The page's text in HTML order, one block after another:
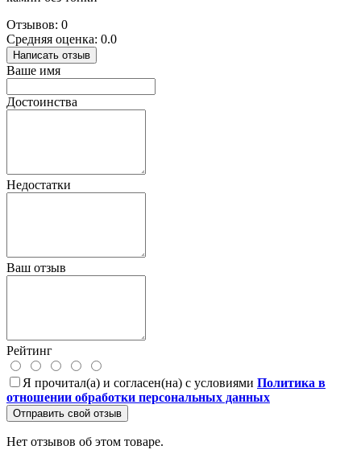
Отзывов: 0
Средняя оценка: 0.0
Написать отзыв
Ваше имя
Достоинства
Недостатки
Ваш отзыв
Рейтинг
Я прочитал(а) и согласен(на) с условиями Политика в
отношении обработки персональных данных
Отправить свой отзыв
Нет отзывов об этом товаре.